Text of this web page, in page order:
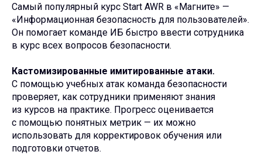
Самый популярный курс Start AWR в «Магните» —
«Информационная безопасность для пользователей».
Он помогает команде ИБ быстро ввести сотрудника
в курс всех вопросов безопасности.
Кастомизированные имитированные атаки.
С помощью учебных атак команда безопасности
проверяет, как сотрудники применяют знания
из курсов на практике. Прогресс оценивается
с помощью понятных метрик — их можно
использовать для корректировок обучения или
подготовки отчетов.